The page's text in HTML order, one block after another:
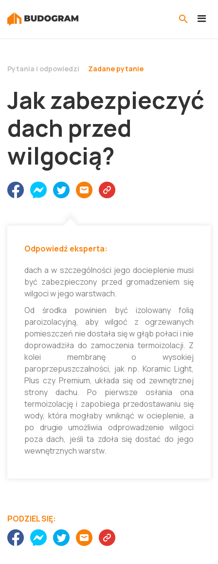
Pytania i odpowiedzi Zadane pytanie
Jak zabezpieczyć
dach przed
wilgocią?
Odpowiedź eksperta:
dach a w szczególności jego docieplenie musi
być zabezpieczony przed gromadzeniem się
wilgoci w jego warstwach.
Od środka powinien być izolowany folią
paroizolacyjną, aby wilgoć z ogrzewanych
pomieszczeń nie dostała się w głąb połaci i nie
doprowadziła do zamoczenia termoizolacji. Z
kolei membranę o wysokiej
paroprzepuszczalności, jak np. Koramic Light,
Plus czy Premium, układa się od zewnętrznej
strony dachu. Po pierwsze osłania ona
termoizolację i zapobiega przedostawaniu się
wody, która mogłaby wniknąć w ocieplenie, a
po drugie umożliwia odprowadzenie wilgoci
poza dach, jeśli ta zdoła się dostać do jego
wewnętrznych warstw.
PODZIEL SIĘ: